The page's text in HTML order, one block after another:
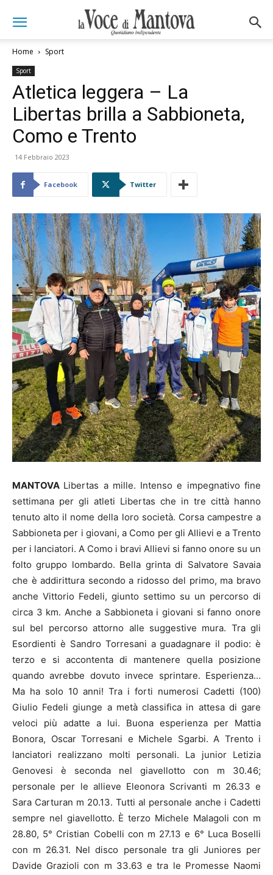
Home Sport
Sport
Atletica leggera – La
Libertas brilla a Sabbioneta,
Como e Trento
14 Febbraio 2023
Facebook Twitter
MANTOVA Libertas a mille. Intenso e impegnativo fine
settimana per gli atleti Libertas che in tre città hanno
tenuto alto il nome della loro società. Corsa campestre a
Sabbioneta per i giovani, a Como per gli Allievi e a Trento
per i lanciatori. A Como i bravi Allievi si fanno onore su un
folto gruppo lombardo. Bella grinta di Salvatore Savaia
che è addirittura secondo a ridosso del primo, ma bravo
anche Vittorio Fedeli, giunto settimo su un percorso di
circa 3 km. Anche a Sabbioneta i giovani si fanno onore
sul bel percorso attorno alle suggestive mura. Tra gli
Esordienti è Sandro Torresani a guadagnare il podio: è
terzo e si accontenta di mantenere quella posizione
quando avrebbe dovuto invece sprintare. Esperienza…
Ma ha solo 10 anni! Tra i forti numerosi Cadetti (100)
Giulio Fedeli giunge a metà classifica in attesa di gare
veloci più adatte a lui. Buona esperienza per Mattia
Bonora, Oscar Torresani e Michele Sgarbi. A Trento i
lanciatori realizzano molti personali. La junior Letizia
Genovesi è seconda nel giavellotto con m 30.46;
personale per le allieve Eleonora Scrivanti m 26.33 e
Sara Carturan m 20.13. Tutti al personale anche i Cadetti
sempre nel giavellotto. È terzo Michele Malagoli con m
28.80, 5° Cristian Cobelli con m 27.13 e 6° Luca Boselli
con m 26.31. Nel disco personale tra gli Juniores per
Davide Grazioli con m 33.63 e tra le Promesse Naomi